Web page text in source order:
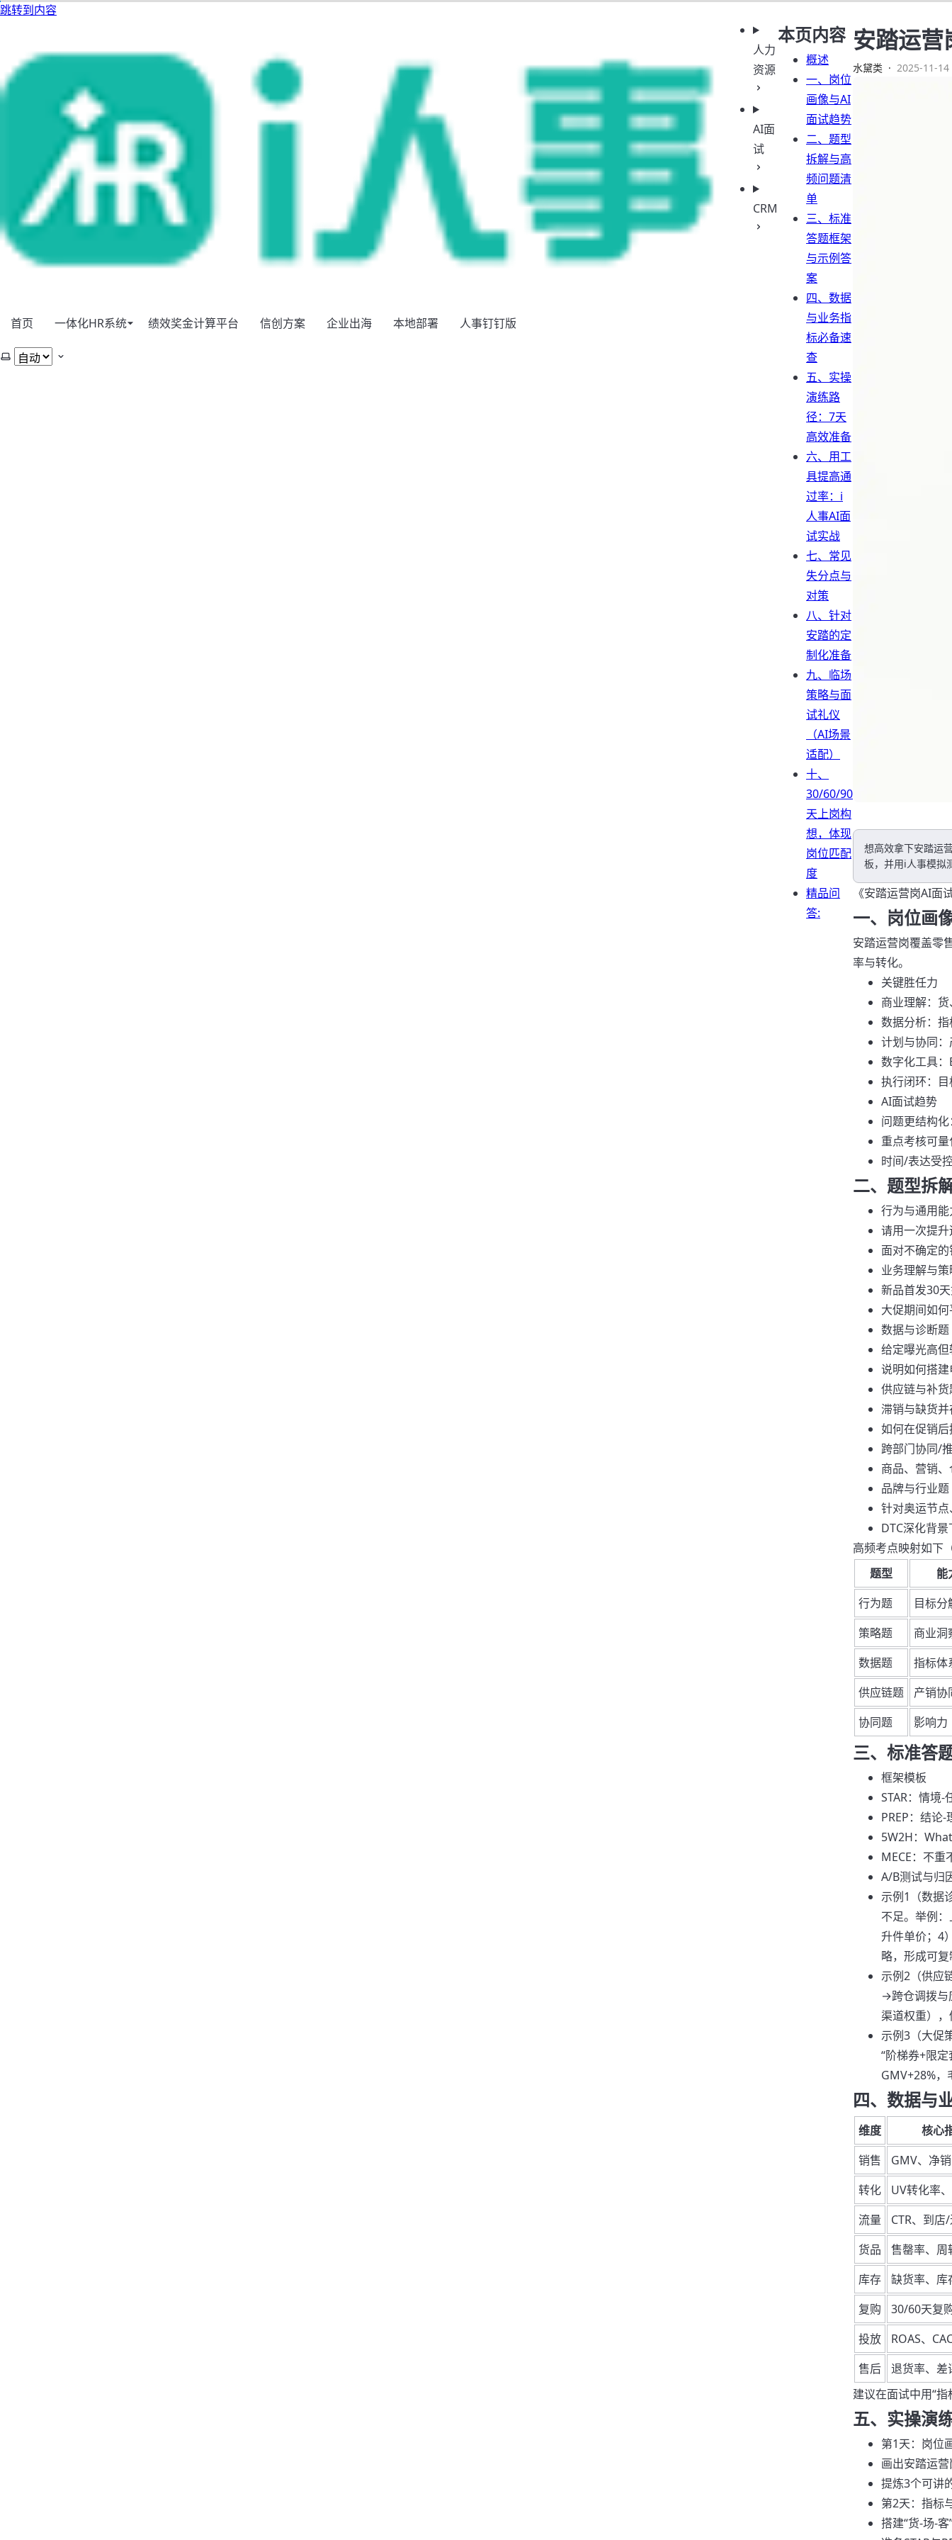
跳转到内容
首页 一体化HR系统 绩效奖金计算平台 信创方案 企业出海 本地部署 人事钉钉版
选择主题
人力
资源
AI面
试
CRM
本页内容
概述
一、岗位
画像与AI
面试趋势
二、题型
拆解与高
频问题清
单
三、标准
答题框架
与示例答
案
四、数据
与业务指
标必备速
查
五、实操
演练路
径：7天
高效准备
六、用工
具提高通
过率：i
人事AI面
试实战
七、常见
失分点与
对策
八、针对
安踏的定
制化准备
九、临场
策略与面
试礼仪
（AI场景
适配）
十、
30/60/90
天上岗构
想，体现
岗位匹配
度
精品问
答:
安踏运
水黛类 · 2025-11-
想高效拿下安踏运
板，并用i人事模拟
《安踏运营岗AI面
一、岗位画
安踏运营岗覆盖零
率与转化。
关键胜任力
商业理解：
数据分析：
计划与协同
数字化工具
执行闭环：
AI面试趋势
问题更结构
重点考核可
时间/表达受
二、题型拆
行为与通用
请用一次提
面对不确定
业务理解与
新品首发30
大促期间如
数据与诊断题
给定曝光高
说明如何搭
供应链与补货
滞销与缺货
如何在促销
跨部门协同/
商品、营销
品牌与行业
针对奥运节
DTC深化背
高频考点映射如下
题型
能
行为题
目标分
策略题
商业洞
数据题
指标体
供应链题
产销协
协同题
影响力
三、标准答
框架模板
STAR：情境-
PREP：结论
5W2H：
MECE：不重
A/B测试与归
示例1（数据
不足。举例
升件单价；4
略，形成可
示例2（供应
→跨仓调拨与
渠道权重）
示例3（大促
“阶梯券+限
GMV+28%
四、数据与
维度
核心
销售
GMV、净
转化
UV转化率
流量
CTR、到店
货品
售罄率、周
库存
缺货率、库
复购
30/60天复
投放
ROAS、
售后
退货率、差
建议在面试中用“
五、实操演
第1天：岗位
画出安踏运
提炼3个可讲
第2天：指标
搭建“货-场-